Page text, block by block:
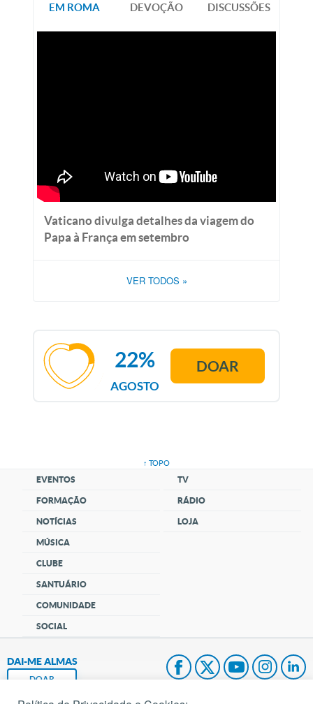
EM ROMA DEVOÇÃO DISCUSSÕES
Vaticano divulga detalhes da viagem do
Papa à França em setembro
VER TODOS »
AGOSTO
22% DOAR
↑ TOPO
EVENTOS
FORMAÇÃO
NOTÍCIAS
MÚSICA
CLUBE
SANTUÁRIO
COMUNIDADE
SOCIAL
TV
RÁDIO
LOJA
DAI-ME ALMAS
DOAR